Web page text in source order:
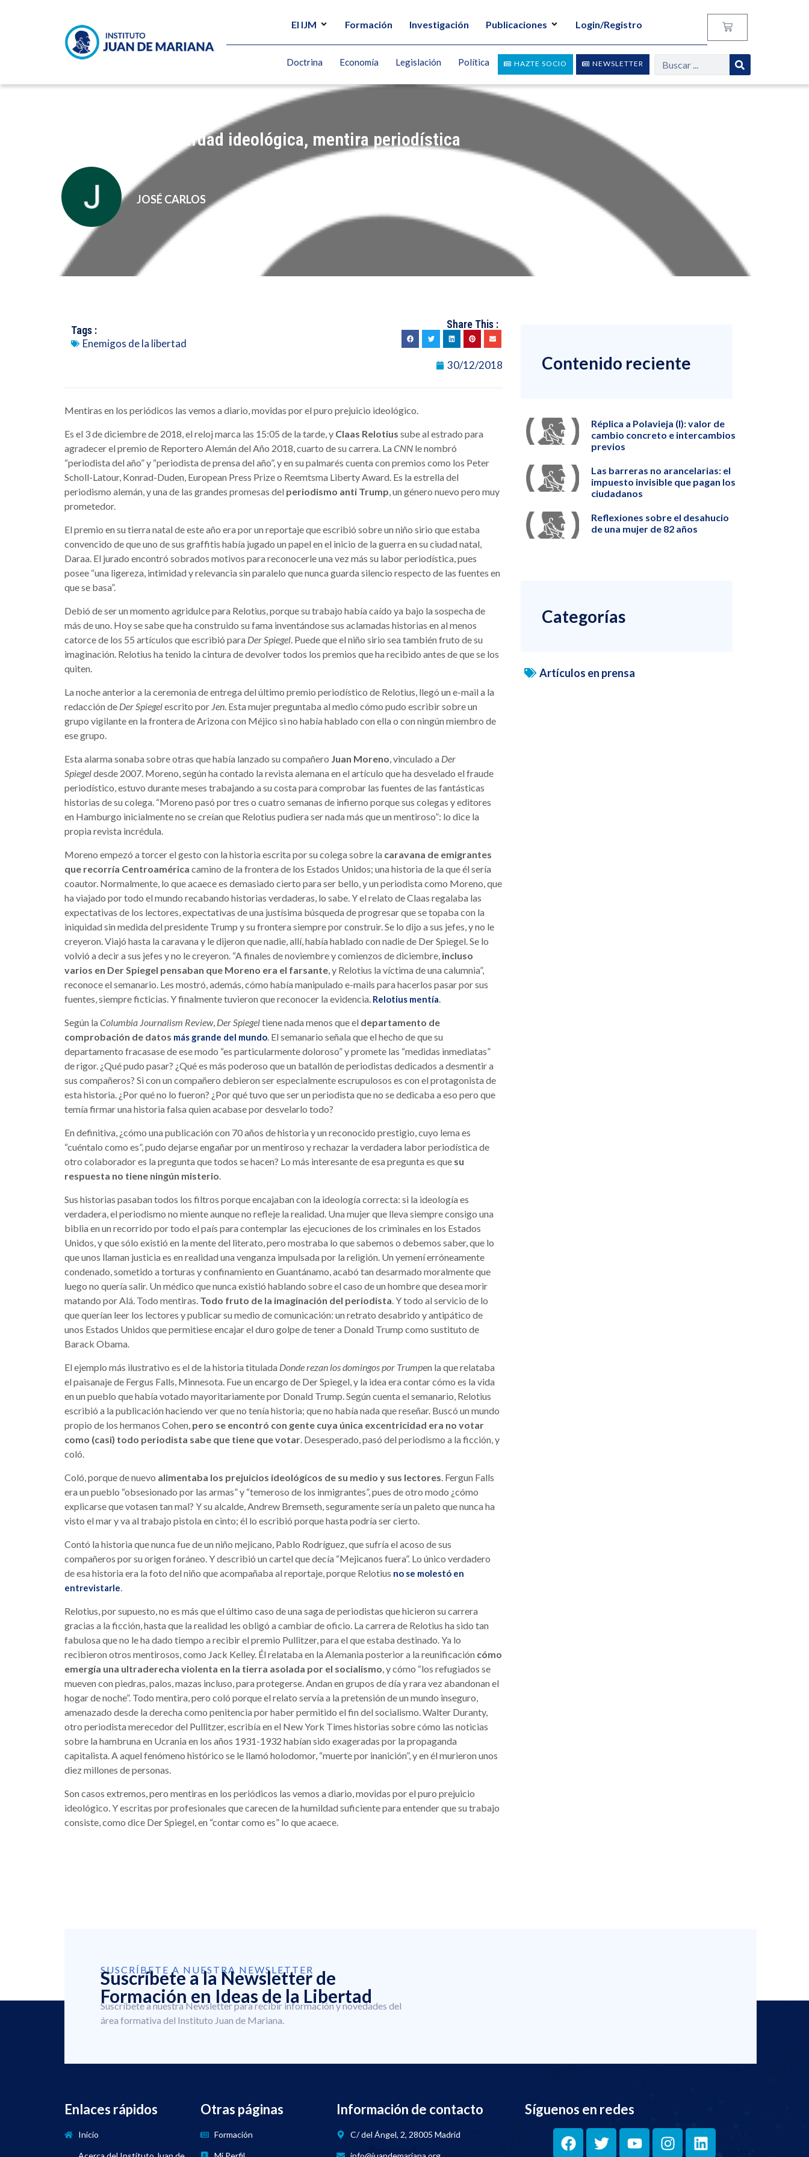
El IJM Formación Investigación Publicaciones Login/Registro
NEWSLETTER
HAZTE SOCIO
Doctrina Economía Legislación Política
Claas Relotius: verdad ideológica, mentira periodística
JOSÉ CARLOS
Tags :
Enemigos de la libertad
Share This :
30/12/2018
Mentiras en los periódicos las vemos a diario, movidas por el puro prejuicio ideológico.
Es el 3 de diciembre de 2018, el reloj marca las 15:05 de la tarde, y Claas Relotius sube al estrado para
agradecer el premio de Reportero Alemán del Año 2018, cuarto de su carrera. LaCNN le nombró
“periodista del año” y “periodista de prensa del año”, y en su palmarés cuenta con premios como los Peter
Scholl-Latour, Konrad-Duden, European Press Prize o Reemtsma Liberty Award. Es la estrella del
periodismo alemán, y una de las grandes promesas del periodismo anti Trump, un género nuevo pero muy
prometedor.
El premio en su tierra natal de este año era por un reportaje que escribió sobre un niño sirio que estaba
convencido de que uno de sus graffitis había jugado un papel en el inicio de la guerra en su ciudad natal,
Daraa. El jurado encontró sobrados motivos para reconocerle una vez más su labor periodística, pues
posee “una ligereza, intimidad y relevancia sin paralelo que nunca guarda silencio respecto de las fuentes en
que se basa”.
Debió de ser un momento agridulce para Relotius, porque su trabajo había caído ya bajo la sospecha de
más de uno. Hoy se sabe que ha construido su fama inventándose sus aclamadas historias en al menos
catorce de los 55 artículos que escribió para Der Spiegel. Puede que el niño sirio sea también fruto de su
imaginación. Relotius ha tenido la cintura de devolver todos los premios que ha recibido antes de que se los
quiten.
La noche anterior a la ceremonia de entrega del último premio periodístico de Relotius, llegó un e-mail a la
redacción de Der Spiegelescrito por Jen. Esta mujer preguntaba al medio cómo pudo escribir sobre un
grupo vigilante en la frontera de Arizona con Méjico si no había hablado con ella o con ningún miembro de
ese grupo.
Esta alarma sonaba sobre otras que había lanzado su compañero Juan Moreno, vinculado a Der
Spiegeldesde 2007. Moreno, según ha contado la revista alemana en el artículo que ha desvelado el fraude
periodístico, estuvo durante meses trabajando a su costa para comprobar las fuentes de las fantásticas
historias de su colega. “Moreno pasó por tres o cuatro semanas de infierno porque sus colegas y editores
en Hamburgo inicialmente no se creían que Relotius pudiera ser nada más que un mentiroso”: lo dice la
propia revista incrédula.
Moreno empezó a torcer el gesto con la historia escrita por su colega sobre la caravana de emigrantes
que recorría Centroamérica camino de la frontera de los Estados Unidos; una historia de la que él sería
coautor. Normalmente, lo que acaece es demasiado cierto para ser bello, y un periodista como Moreno, que
ha viajado por todo el mundo recabando historias verdaderas, lo sabe. Y el relato de Claas regalaba las
expectativas de los lectores, expectativas de una justísima búsqueda de progresar que se topaba con la
iniquidad sin medida del presidente Trump y su frontera siempre por construir. Se lo dijo a sus jefes, y no le
creyeron. Viajó hasta la caravana y le dijeron que nadie, allí, había hablado con nadie de Der Spiegel. Se lo
volvió a decir a sus jefes y no le creyeron. “A finales de noviembre y comienzos de diciembre, incluso
varios en Der Spiegel pensaban que Moreno era el farsante, y Relotius la víctima de una calumnia”,
reconoce el semanario. Les mostró, además, cómo había manipulado e-mails para hacerlos pasar por sus
fuentes, siempre ficticias. Y finalmente tuvieron que reconocer la evidencia. Relotius mentía.
Según laColumbia Journalism Review, Der Spiegeltiene nada menos que el departamento de
comprobación de datos más grande del mundo. El semanario señala que el hecho de que su
departamento fracasase de ese modo “es particularmente doloroso” y promete las “medidas inmediatas”
de rigor. ¿Qué pudo pasar? ¿Qué es más poderoso que un batallón de periodistas dedicados a desmentir a
sus compañeros? Si con un compañero debieron ser especialmente escrupulosos es con el protagonista de
esta historia. ¿Por qué no lo fueron? ¿Por qué tuvo que ser un periodista que no se dedicaba a eso pero que
temía firmar una historia falsa quien acabase por desvelarlo todo?
En definitiva, ¿cómo una publicación con 70 años de historia y un reconocido prestigio, cuyo lema es
“cuéntalo como es”, pudo dejarse engañar por un mentiroso y rechazar la verdadera labor periodística de
otro colaborador es la pregunta que todos se hacen? Lo más interesante de esa pregunta es que su
respuesta no tiene ningún misterio.
Sus historias pasaban todos los filtros porque encajaban con la ideología correcta: si la ideología es
verdadera, el periodismo no miente aunque no refleje la realidad. Una mujer que lleva siempre consigo una
biblia en un recorrido por todo el país para contemplar las ejecuciones de los criminales en los Estados
Unidos, y que sólo existió en la mente del literato, pero mostraba lo que sabemos o debemos saber, que lo
que unos llaman justicia es en realidad una venganza impulsada por la religión. Un yemení erróneamente
condenado, sometido a torturas y confinamiento en Guantánamo, acabó tan desarmado moralmente que
luego no quería salir. Un médico que nunca existió hablando sobre el caso de un hombre que desea morir
matando por Alá. Todo mentiras. Todo fruto de la imaginación del periodista. Y todo al servicio de lo
que querían leer los lectores y publicar su medio de comunicación: un retrato desabrido y antipático de
unos Estados Unidos que permitiese encajar el duro golpe de tener a Donald Trump como sustituto de
Barack Obama.
El ejemplo más ilustrativo es el de la historia titulada Donde rezan los domingos por Trumpen la que relataba
el paisanaje de Fergus Falls, Minnesota. Fue un encargo de Der Spiegel, y la idea era contar cómo es la vida
en un pueblo que había votado mayoritariamente por Donald Trump. Según cuenta el semanario, Relotius
escribió a la publicación haciendo ver que no tenía historia; que no había nada que reseñar. Buscó un mundo
propio de los hermanos Cohen, pero se encontró con gente cuya única excentricidad era no votar
como (casi) todo periodista sabe que tiene que votar. Desesperado, pasó del periodismo a la ficción, y
coló.
Coló, porque de nuevo alimentaba los prejuicios ideológicos de su medio y sus lectores. Fergun Falls
era un pueblo “obsesionado por las armas” y “temeroso de los inmigrantes”, pues de otro modo ¿cómo
explicarse que votasen tan mal? Y su alcalde, Andrew Bremseth, seguramente sería un paleto que nunca ha
visto el mar y va al trabajo pistola en cinto; él lo escribió porque hasta podría ser cierto.
Contó la historia que nunca fue de un niño mejicano, Pablo Rodríguez, que sufría el acoso de sus
compañeros por su origen foráneo. Y describió un cartel que decía “Mejicanos fuera”. Lo único verdadero
de esa historia era la foto del niño que acompañaba al reportaje, porque Relotius no se molestó en
entrevistarle.
Relotius, por supuesto, no es más que el último caso de una saga de periodistas que hicieron su carrera
gracias a la ficción, hasta que la realidad les obligó a cambiar de oficio. La carrera de Relotius ha sido tan
fabulosa que no le ha dado tiempo a recibir el premio Pullitzer, para el que estaba destinado. Ya lo
recibieron otros mentirosos, como Jack Kelley. Él relataba en la Alemania posterior a la reunificación cómo
emergía una ultraderecha violenta en la tierra asolada por el socialismo, y cómo “los refugiados se
mueven con piedras, palos, mazas incluso, para protegerse. Andan en grupos de día y rara vez abandonan el
hogar de noche”. Todo mentira, pero coló porque el relato servía a la pretensión de un mundo inseguro,
amenazado desde la derecha como penitencia por haber permitido el fin del socialismo. Walter Duranty,
otro periodista merecedor del Pullitzer, escribía en el New York Times historias sobre cómo las noticias
sobre la hambruna en Ucrania en los años 1931-1932 habían sido exageradas por la propaganda
capitalista. A aquel fenómeno histórico se le llamó holodomor, “muerte por inanición”, y en él murieron unos
diez millones de personas.
Son casos extremos, pero mentiras en los periódicos las vemos a diario, movidas por el puro prejuicio
ideológico. Y escritas por profesionales que carecen de la humildad suficiente para entender que su trabajo
consiste, como dice Der Spiegel, en “contar como es” lo que acaece.
Contenido reciente
Réplica a Polavieja (I): valor de
cambio concreto e intercambios
previos
Las barreras no arancelarias: el
impuesto invisible que pagan los
ciudadanos
Reflexiones sobre el desahucio
de una mujer de 82 años
Categorías
Artículos en prensa
SUSCRÍBETE A NUESTRA NEWSLETTER
Suscríbete a la Newsletter de
Formación en Ideas de la Libertad
Suscríbete a nuestra Newsletter para recibir información y novedades del
área formativa del Instituto Juan de Mariana.
Enlaces rápidos
Inicio
Otras páginas
Formación
Información de contacto
C/ del Ángel, 2, 28005 Madrid
Síguenos en redes